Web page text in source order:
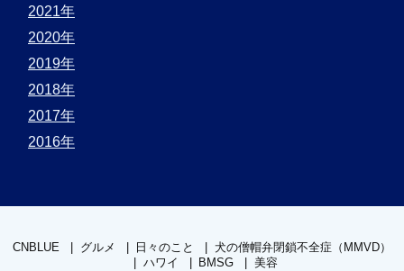
2021年
2020年
2019年
2018年
2017年
2016年
CNBLUE グルメ 日々のこと
犬の僧帽弁閉鎖不全症（MMVD）
ハワイ
BMSG 美容